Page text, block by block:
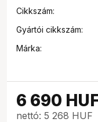
Cikkszám:
Gyártói cikkszám:
Márka:
6 690
nettó: 5 268 HUF